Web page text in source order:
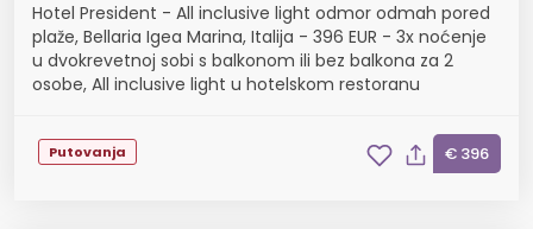
Hotel President - All inclusive light odmor odmah pored
plaže, Bellaria Igea Marina, Italija - 396 EUR - 3x noćenje
u dvokrevetnoj sobi s balkonom ili bez balkona za 2
osobe, All inclusive light u hotelskom restoranu
Putovanja € 396